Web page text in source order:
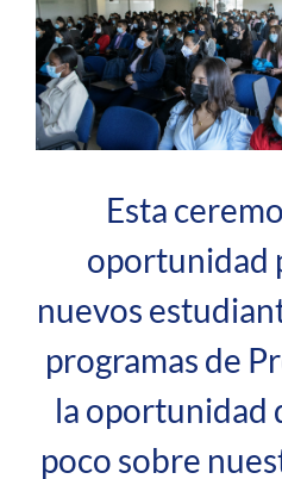
Esta
oportunidad
nuevos
programas de
la oportunidad
poco sobre